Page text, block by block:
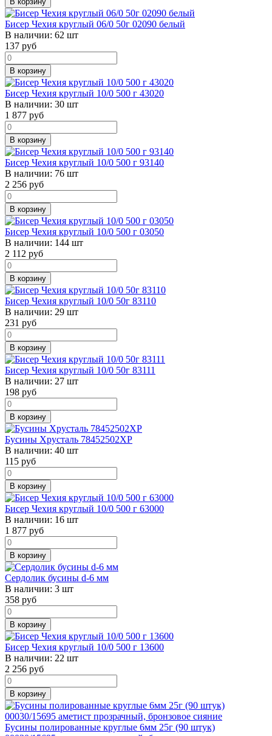
Бисер Чехия круглый 06/0 50г 02090 белый
В наличии: 62 шт
137 руб
В корзину
Бисер Чехия круглый 10/0 500 г 43020
В наличии: 30 шт
1 877 руб
В корзину
Бисер Чехия круглый 10/0 500 г 93140
В наличии: 76 шт
2 256 руб
В корзину
Бисер Чехия круглый 10/0 500 г 03050
В наличии: 144 шт
2 112 руб
В корзину
Бисер Чехия круглый 10/0 50г 83110
В наличии: 29 шт
231 руб
В корзину
Бисер Чехия круглый 10/0 50г 83111
В наличии: 27 шт
198 руб
В корзину
Бусины Хрусталь 78452502ХР
В наличии: 40 шт
115 руб
В корзину
Бисер Чехия круглый 10/0 500 г 63000
В наличии: 16 шт
1 877 руб
В корзину
Сердолик бусины d-6 мм
В наличии: 3 шт
358 руб
В корзину
Бисер Чехия круглый 10/0 500 г 13600
В наличии: 22 шт
2 256 руб
В корзину
Бусины полированные круглые 6мм 25г (90 штук)